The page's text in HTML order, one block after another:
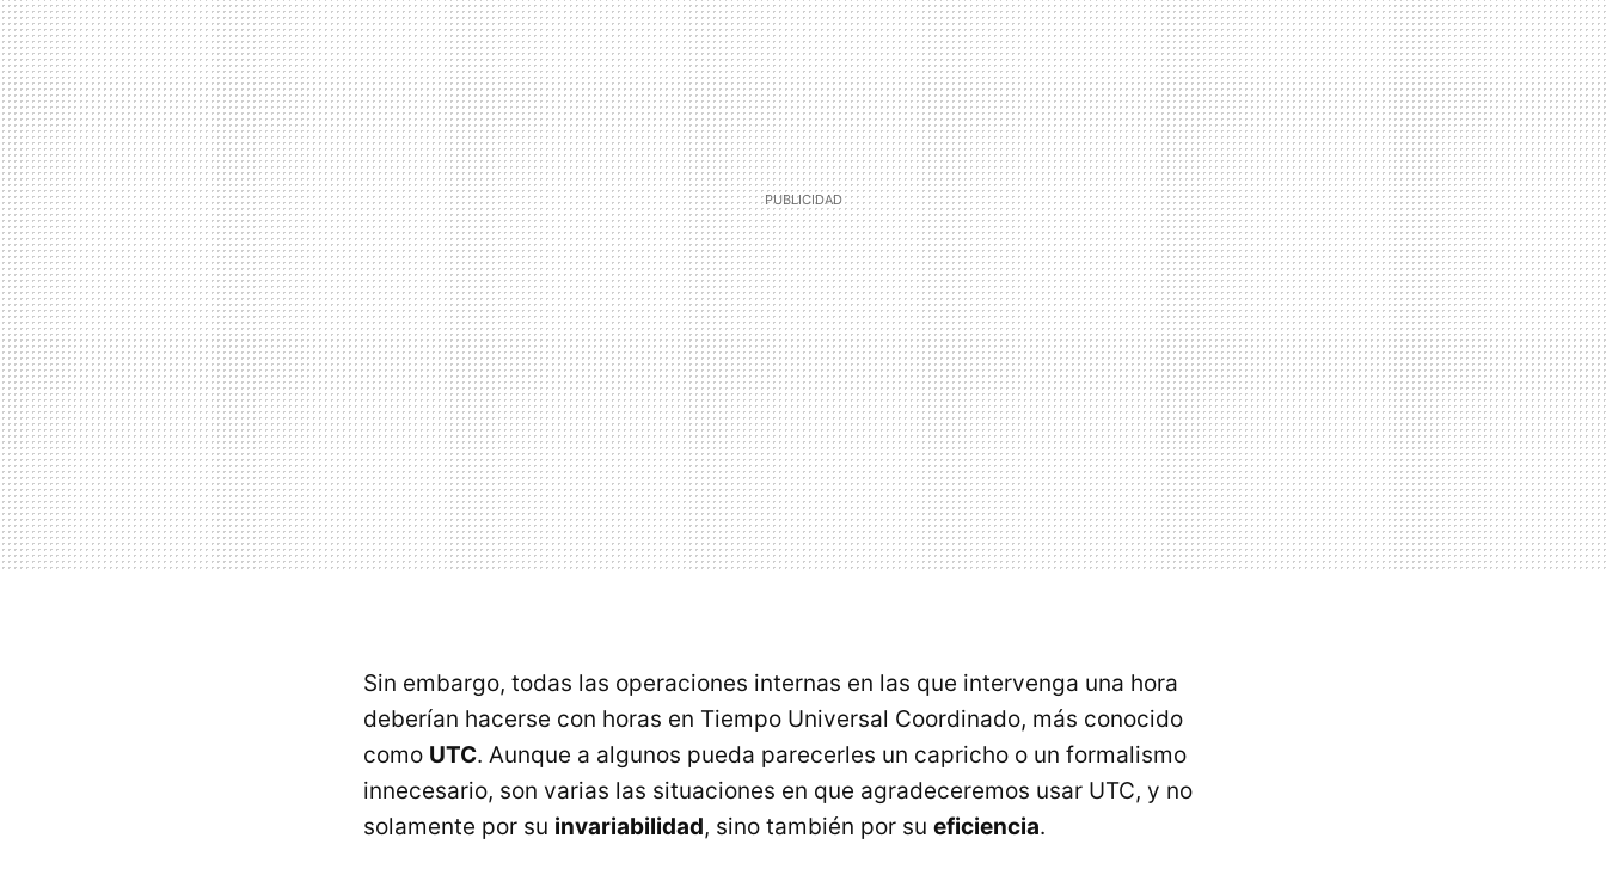
Sin embargo, todas las operaciones internas en las que intervenga una hora
deberían hacerse con horas en Tiempo Universal Coordinado, más conocido
como UTC. Aunque a algunos pueda parecerles un capricho o un formalismo
innecesario, son varias las situaciones en que agradeceremos usar UTC, y no
solamente por su invariabilidad, sino también por su eficiencia.